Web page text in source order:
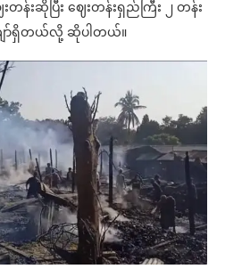
တန်းဆိုပြီး ဈေးတန်းရှည်ကြီး ၂ တန်း
ျော်ရှိတယ်လို့ ဆိုပါတယ်။